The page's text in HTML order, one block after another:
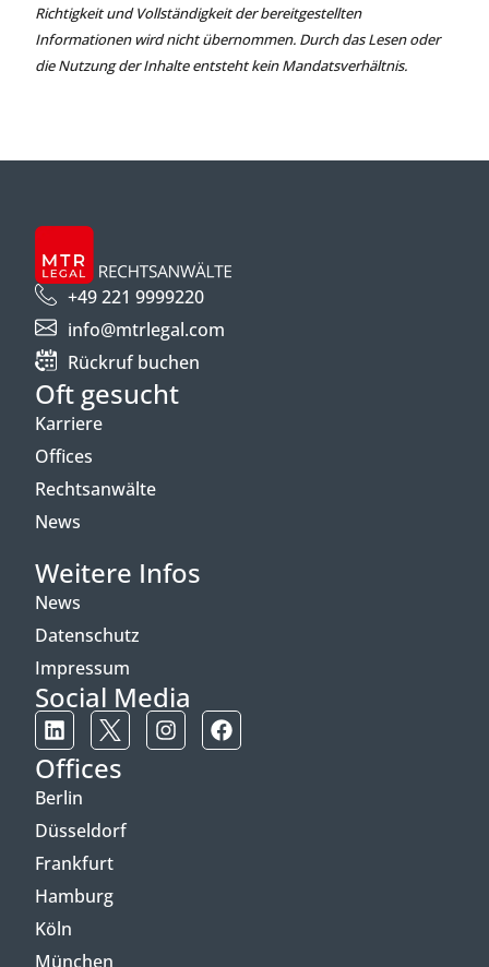
Richtigkeit und Vollständigkeit der bereitgestellten
Informationen wird nicht übernommen. Durch das Lesen oder
die Nutzung der Inhalte entsteht kein Mandatsverhältnis.
+49 221 9999220
info@mtrlegal.com
Rückruf buchen
Oft gesucht
Karriere
Offices
Rechtsanwälte
News
Weitere Infos
News
Datenschutz
Impressum
Social Media
Offices
Berlin
Düsseldorf
Frankfurt
Hamburg
Köln
München